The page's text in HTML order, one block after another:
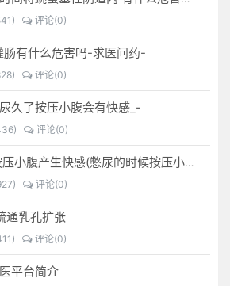
评论(0)
肠有什么危害吗-求医问药-
评论(0)
久了按压小腹会有快感_-
评论(0)
憋尿时 按压小腹产生快感(憋尿的时候按压小腹是什么感觉)
评论(0)
通乳孔扩张
评论(0)
平台简介